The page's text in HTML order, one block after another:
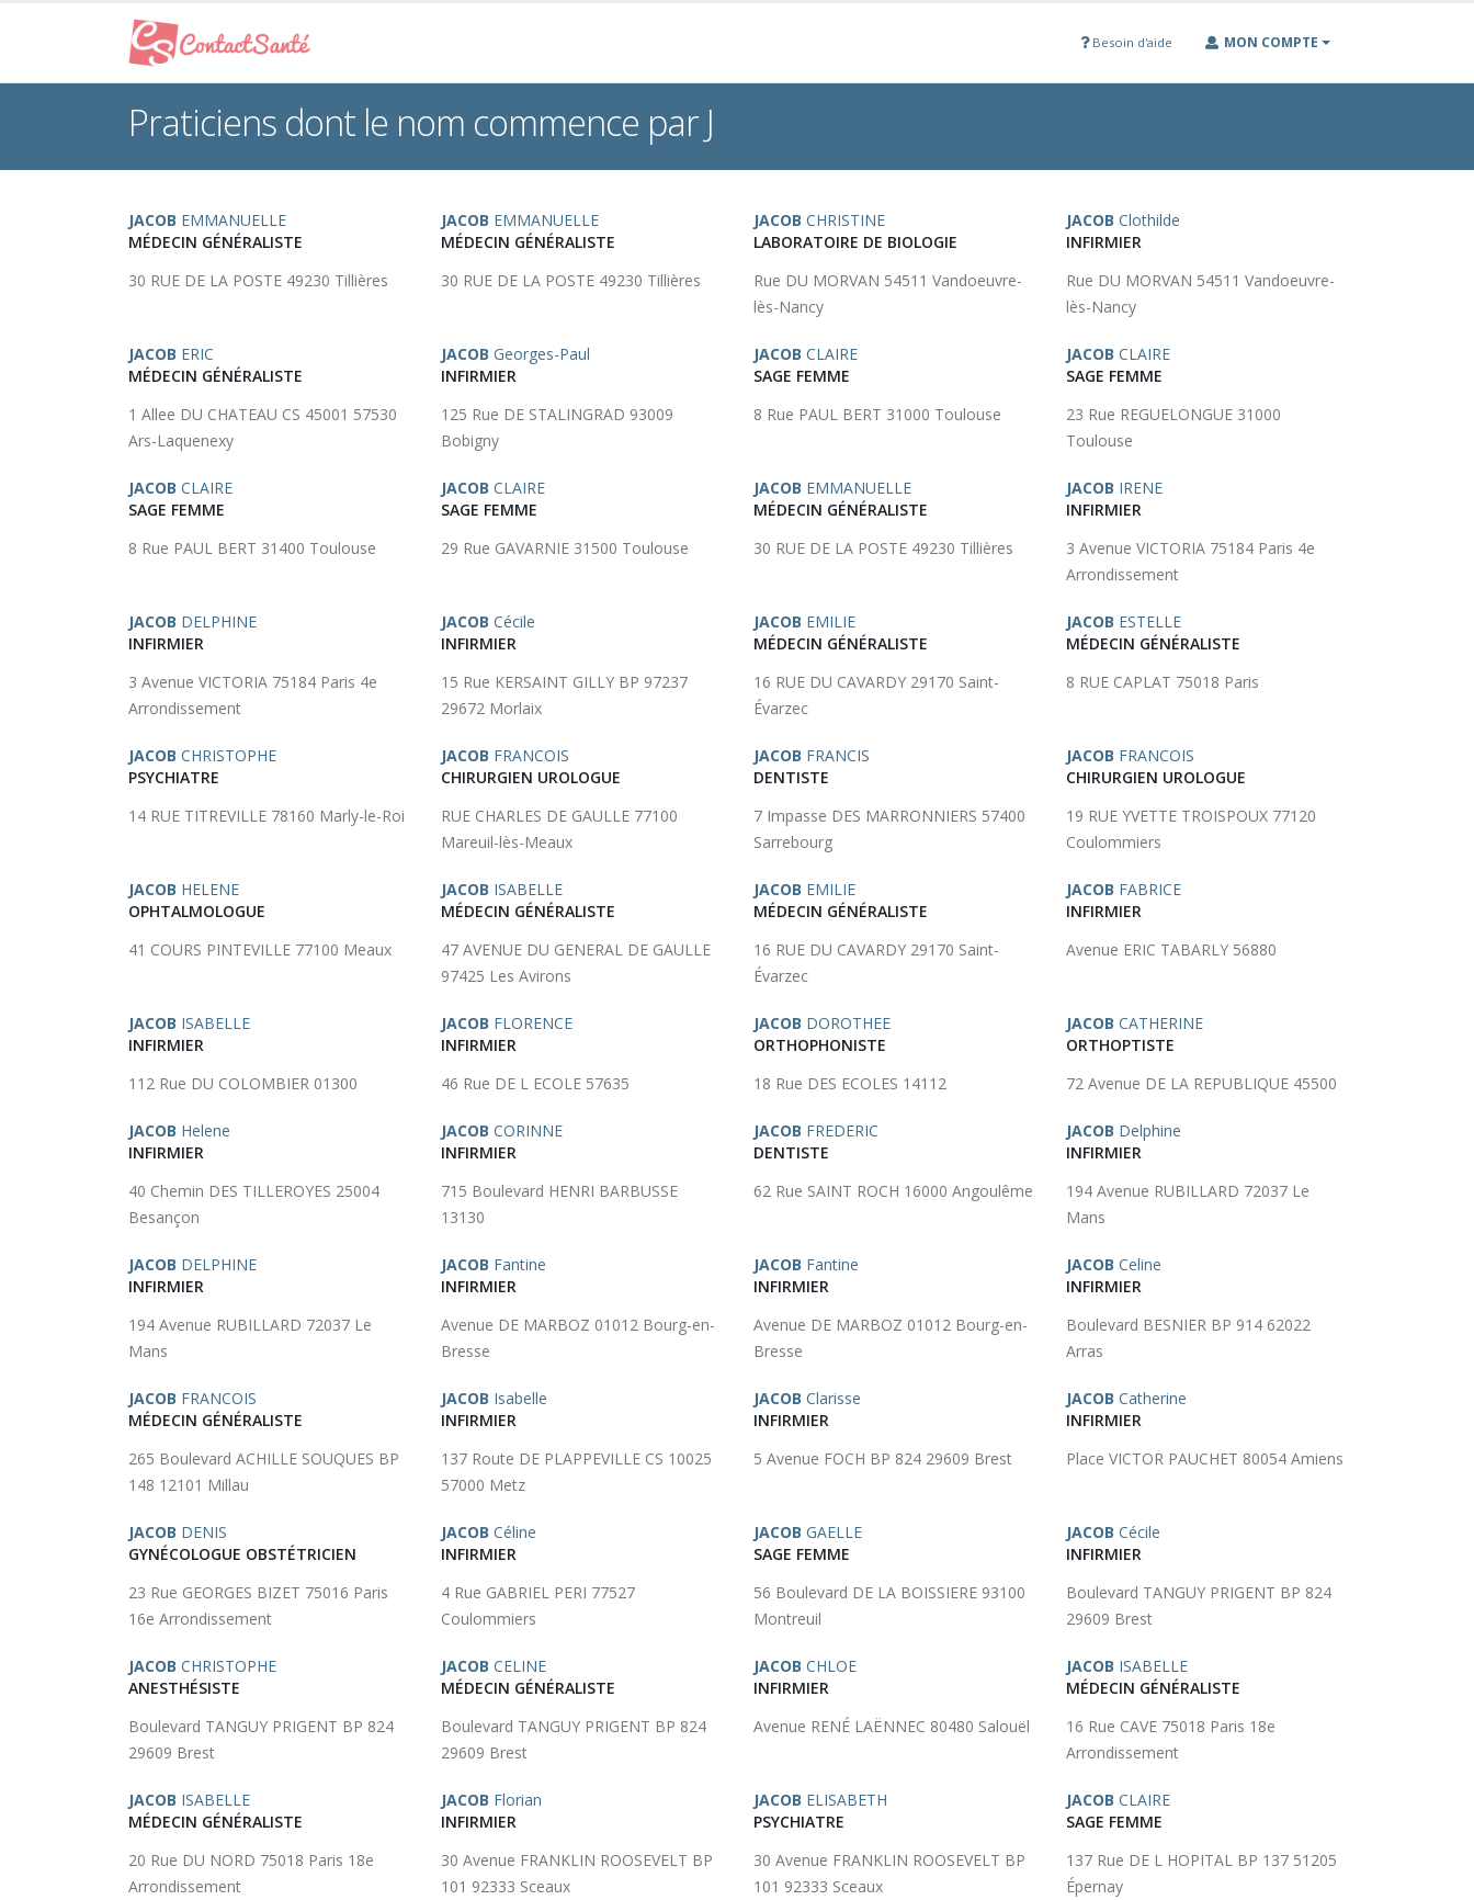
Besoin d'aide MON COMPTE
Praticiens dont le nom commence par J
JACOB EMMANUELLE
MÉDECIN GÉNÉRALISTE
30 RUE DE LA POSTE 49230 Tillières
JACOB EMMANUELLE
MÉDECIN GÉNÉRALISTE
30 RUE DE LA POSTE 49230 Tillières
JACOB CHRISTINE
LABORATOIRE DE BIOLOGIE
Rue DU MORVAN 54511 Vandoeuvre-
lès-Nancy
JACOB Clothilde
INFIRMIER
Rue DU MORVAN 54511 Vandoeuvre-
lès-Nancy
JACOB ERIC
MÉDECIN GÉNÉRALISTE
1 Allee DU CHATEAU CS 45001 57530
Ars-Laquenexy
JACOB Georges-Paul
INFIRMIER
125 Rue DE STALINGRAD 93009
Bobigny
JACOB CLAIRE
SAGE FEMME
8 Rue PAUL BERT 31000 Toulouse
JACOB CLAIRE
SAGE FEMME
23 Rue REGUELONGUE 31000
Toulouse
JACOB CLAIRE
SAGE FEMME
8 Rue PAUL BERT 31400 Toulouse
JACOB CLAIRE
SAGE FEMME
29 Rue GAVARNIE 31500 Toulouse
JACOB EMMANUELLE
MÉDECIN GÉNÉRALISTE
30 RUE DE LA POSTE 49230 Tillières
JACOB IRENE
INFIRMIER
3 Avenue VICTORIA 75184 Paris 4e
Arrondissement
JACOB DELPHINE
INFIRMIER
3 Avenue VICTORIA 75184 Paris 4e
Arrondissement
JACOB Cécile
INFIRMIER
15 Rue KERSAINT GILLY BP 97237
29672 Morlaix
JACOB EMILIE
MÉDECIN GÉNÉRALISTE
16 RUE DU CAVARDY 29170 Saint-
Évarzec
JACOB ESTELLE
MÉDECIN GÉNÉRALISTE
8 RUE CAPLAT 75018 Paris
JACOB CHRISTOPHE
PSYCHIATRE
14 RUE TITREVILLE 78160 Marly-le-Roi
JACOB FRANCOIS
CHIRURGIEN UROLOGUE
RUE CHARLES DE GAULLE 77100
Mareuil-lès-Meaux
JACOB FRANCIS
DENTISTE
7 Impasse DES MARRONNIERS 57400
Sarrebourg
JACOB FRANCOIS
CHIRURGIEN UROLOGUE
19 RUE YVETTE TROISPOUX 77120
Coulommiers
JACOB HELENE
OPHTALMOLOGUE
41 COURS PINTEVILLE 77100 Meaux
JACOB ISABELLE
MÉDECIN GÉNÉRALISTE
47 AVENUE DU GENERAL DE GAULLE
97425 Les Avirons
JACOB EMILIE
MÉDECIN GÉNÉRALISTE
16 RUE DU CAVARDY 29170 Saint-
Évarzec
JACOB FABRICE
INFIRMIER
Avenue ERIC TABARLY 56880
JACOB ISABELLE
INFIRMIER
112 Rue DU COLOMBIER 01300
JACOB FLORENCE
INFIRMIER
46 Rue DE L ECOLE 57635
JACOB DOROTHEE
ORTHOPHONISTE
18 Rue DES ECOLES 14112
JACOB CATHERINE
ORTHOPTISTE
72 Avenue DE LA REPUBLIQUE 45500
JACOB Helene
INFIRMIER
40 Chemin DES TILLEROYES 25004
Besançon
JACOB CORINNE
INFIRMIER
715 Boulevard HENRI BARBUSSE
13130
JACOB FREDERIC
DENTISTE
62 Rue SAINT ROCH 16000 Angoulême
JACOB Delphine
INFIRMIER
194 Avenue RUBILLARD 72037 Le
Mans
JACOB DELPHINE
INFIRMIER
194 Avenue RUBILLARD 72037 Le
Mans
JACOB Fantine
INFIRMIER
Avenue DE MARBOZ 01012 Bourg-en-
Bresse
JACOB Fantine
INFIRMIER
Avenue DE MARBOZ 01012 Bourg-en-
Bresse
JACOB Celine
INFIRMIER
Boulevard BESNIER BP 914 62022
Arras
JACOB FRANCOIS
MÉDECIN GÉNÉRALISTE
265 Boulevard ACHILLE SOUQUES BP
148 12101 Millau
JACOB Isabelle
INFIRMIER
137 Route DE PLAPPEVILLE CS 10025
57000 Metz
JACOB Clarisse
INFIRMIER
5 Avenue FOCH BP 824 29609 Brest
JACOB Catherine
INFIRMIER
Place VICTOR PAUCHET 80054 Amiens
JACOB DENIS
GYNÉCOLOGUE OBSTÉTRICIEN
23 Rue GEORGES BIZET 75016 Paris
16e Arrondissement
JACOB Céline
INFIRMIER
4 Rue GABRIEL PERI 77527
Coulommiers
JACOB GAELLE
SAGE FEMME
56 Boulevard DE LA BOISSIERE 93100
Montreuil
JACOB Cécile
INFIRMIER
Boulevard TANGUY PRIGENT BP 824
29609 Brest
JACOB CHRISTOPHE
ANESTHÉSISTE
Boulevard TANGUY PRIGENT BP 824
29609 Brest
JACOB CELINE
MÉDECIN GÉNÉRALISTE
Boulevard TANGUY PRIGENT BP 824
29609 Brest
JACOB CHLOE
INFIRMIER
Avenue RENÉ LAËNNEC 80480 Salouël
JACOB ISABELLE
MÉDECIN GÉNÉRALISTE
16 Rue CAVE 75018 Paris 18e
Arrondissement
JACOB ISABELLE
MÉDECIN GÉNÉRALISTE
20 Rue DU NORD 75018 Paris 18e
Arrondissement
JACOB Florian
INFIRMIER
30 Avenue FRANKLIN ROOSEVELT BP
101 92333 Sceaux
JACOB ELISABETH
PSYCHIATRE
30 Avenue FRANKLIN ROOSEVELT BP
101 92333 Sceaux
JACOB CLAIRE
SAGE FEMME
137 Rue DE L HOPITAL BP 137 51205
Épernay